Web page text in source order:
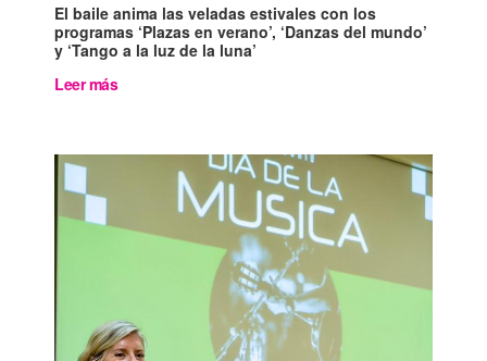
El baile anima las veladas estivales con los
programas ‘Plazas en verano’, ‘Danzas del mundo’
y ‘Tango a la luz de la luna’
Leer más